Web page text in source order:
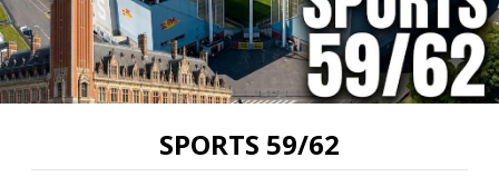
SPORTS 59/62